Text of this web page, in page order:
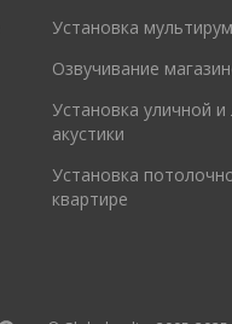
Установка
Озвучивание
Установка уличной
акустики
Установка
квартире